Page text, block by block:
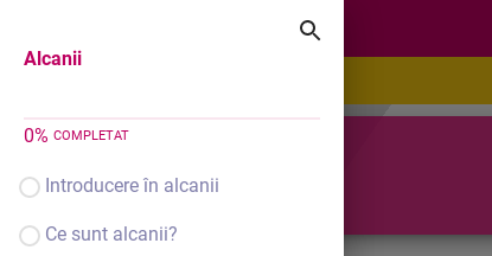
Alcanii
0% COMPLETAT
Introducere în alcanii
Ce sunt alcanii?